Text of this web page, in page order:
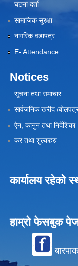
घटना दर्ता
सामाजिक सुरक्षा
नागरिक वडापत्र
E- Attendance
Notices
सूचना तथा समाचार
सार्वजनिक खरीद /
ऐन, कानुन तथा निर्देशिका
कर तथा शुल्कहरु
कार्यालय रहेको
हाम्रो फेसबुक पेज